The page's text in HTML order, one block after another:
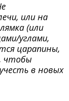
или на
(или
углами,
царапины,
чтобы
в новых